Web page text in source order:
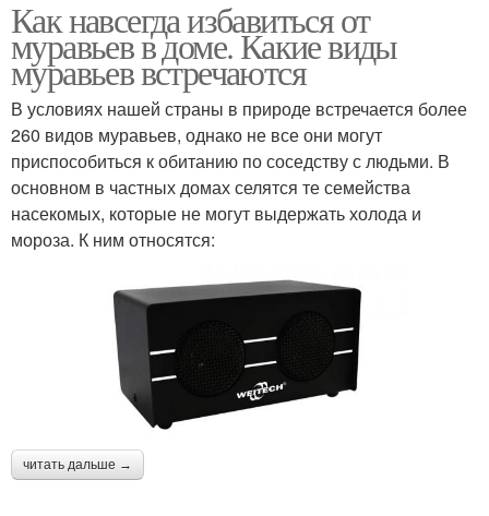
Как навсегда избавиться от
муравьев в доме. Какие виды
муравьев встречаются
В условиях нашей страны в природе встречается более
260 видов муравьев, однако не все они могут
приспособиться к обитанию по соседству с людьми. В
основном в частных домах селятся те семейства
насекомых, которые не могут выдержать холода и
мороза. К ним относятся:
читать дальше →